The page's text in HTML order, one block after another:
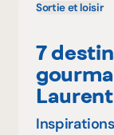
Sortie et loisir
7